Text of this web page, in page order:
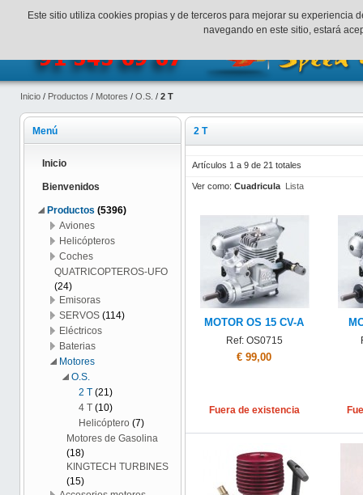
¡Bienvenidos a SpeedHobbys! Mi cuenta Finalizar
Inicio / Productos / Motores / O.S. / 2 T
2 T
Artículos 1 a 9 de 21 totales
Ver como: Cuadricula Lista
MOTOR OS 15 CV-A
Ref: OS0715
€ 99,00
Fuera de existencia
Menú
Inicio
Bienvenidos
Productos (5396)
Aviones
Helicópteros
Coches
QUATRICOPTEROS-UFO
(24)
Emisoras
SERVOS (114)
Eléctricos
Baterias
Motores
O.S.
2 T (21)
4 T (10)
Helicóptero (7)
Motores de Gasolina
(18)
KINGTECH TURBINES
(15)
Este sitio utiliza cookies propias y de terceros para mejorar su
navegando en este sitio, estará